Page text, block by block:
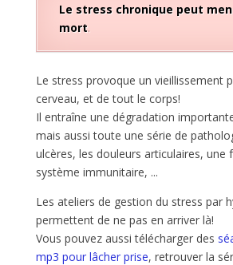
Le stress chronique peut
mort.
Le stress provoque un vieillissement
cerveau, et de tout le corps!
Il entraîne une dégradation
mais aussi toute une série de
ulcères, les douleurs articulaires, une
système immunitaire, ...
Les ateliers de gestion du stress par
permettent de ne pas en arriver là!
Vous pouvez aussi télécharger des
mp3 pour lâcher prise, retrouver la